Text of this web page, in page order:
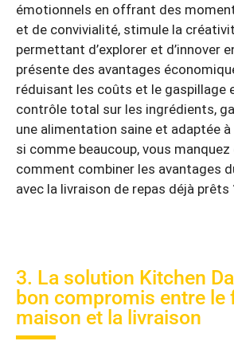
émotionnels en offrant des
et de convivialité, stimule la
permettant d’explorer et d’innover
présente des avantages
réduisant les coûts et le gaspillage
contrôle total sur les ingrédients,
une alimentation saine et adaptée à
si comme beaucoup, vous
comment combiner les avantages
avec la livraison de repas déjà prêts
3. La solution Kitchen
bon compromis entre le
maison et la livraison